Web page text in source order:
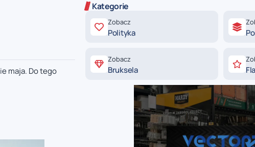
maja. Do tego
Kategorie
Zobacz
Polityka
Zobacz
Bruksela